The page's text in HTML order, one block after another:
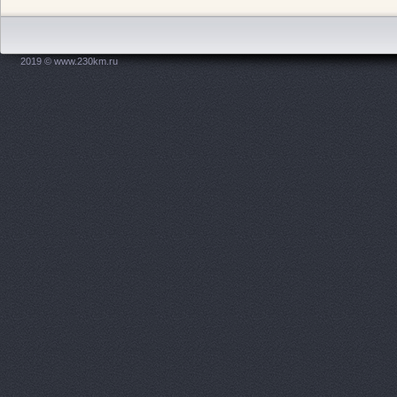
Новодвинская, 31
2019 © www.230km.ru